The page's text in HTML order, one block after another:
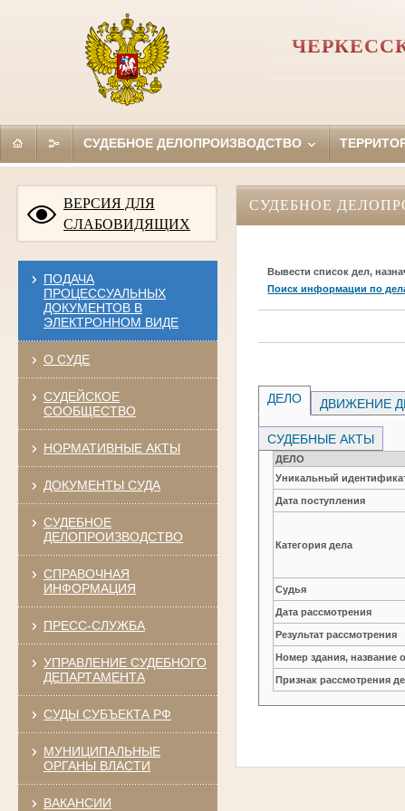
СУДЕБНОЕ ДЕЛОПРОИЗВОДСТВО
ВЕРСИЯ ДЛЯ
СЛАБОВИДЯЩИХ
ПОДАЧА
ПРОЦЕССУАЛЬНЫХ
ДОКУМЕНТОВ В
ЭЛЕКТРОННОМ ВИДЕ
О СУДЕ
СУДЕЙСКОЕ
СООБЩЕСТВО
НОРМАТИВНЫЕ АКТЫ
ДОКУМЕНТЫ СУДА
СУДЕБНОЕ
ДЕЛОПРОИЗВОДСТВО
СПРАВОЧНАЯ
ИНФОРМАЦИЯ
ПРЕСС-СЛУЖБА
УПРАВЛЕНИЕ СУДЕБНОГО
ДЕПАРТАМЕНТА
СУДЫ СУБЪЕКТА РФ
МУНИЦИПАЛЬНЫЕ
ОРГАНЫ ВЛАСТИ
ВАКАНСИИ
СУДЕБНОЕ
Вывести список дел,
Поиск информации по
ДЕЛО ДВИЖЕНИЕ
СУДЕБНЫЕ АКТЫ
ДЕЛО
Уникальный
Дата поступления
Категория дела
Судья
Дата рассмотрения
Результат рассмотрения
Номер здания, название
Признак рассмотрения